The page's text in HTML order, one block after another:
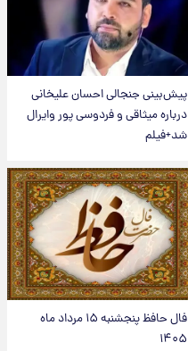
پیش‌بینی جنجالی احسان علیخانی
درباره میثاقی و فردوسی پور وایرال
شد+فیلم
فال حافظ پنجشنبه ۱۵ مرداد ماه
۱۴۰۵